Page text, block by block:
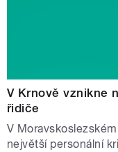
V Krnově vznikne
řidiče
V
největší personální